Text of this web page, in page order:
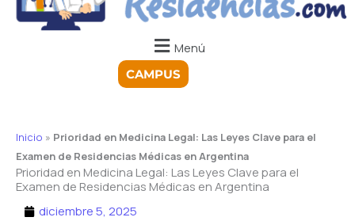
Menú
CAMPUS
Inicio » Prioridad en Medicina Legal: Las Leyes Clave para el
Examen de Residencias Médicas en Argentina
Prioridad en Medicina Legal: Las Leyes Clave para el
Examen de Residencias Médicas en Argentina
diciembre 5, 2025